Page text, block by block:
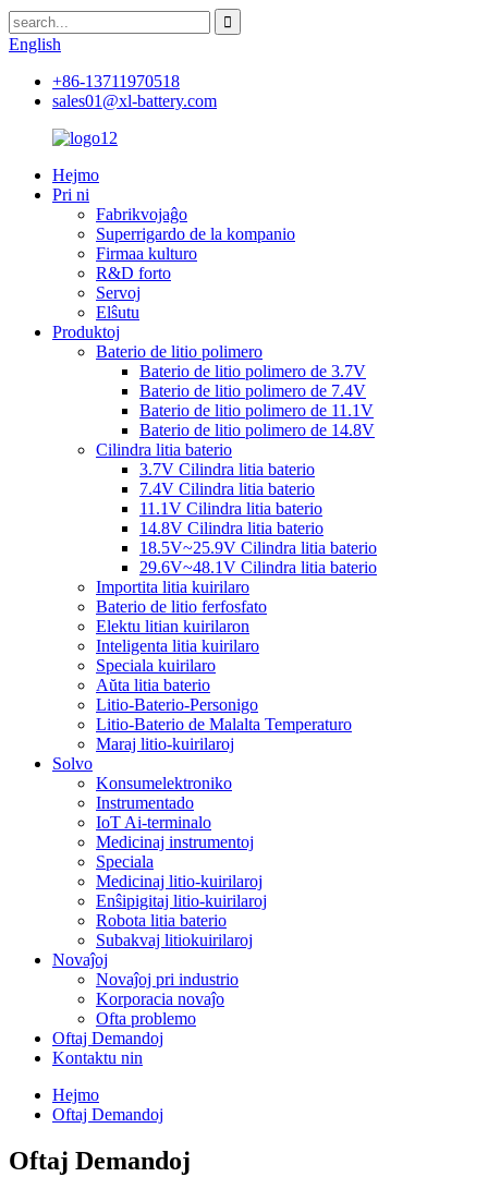
English
+86-13711970518
sales01@xl-battery.com
Hejmo
Pri ni
Fabrikvojaĝo
Superrigardo de la kompanio
Firmaa kulturo
R&D forto
Servoj
Elŝutu
Produktoj
Baterio de litio polimero
Baterio de litio polimero de 3.7V
Baterio de litio polimero de 7.4V
Baterio de litio polimero de 11.1V
Baterio de litio polimero de 14.8V
Cilindra litia baterio
3.7V Cilindra litia baterio
7.4V Cilindra litia baterio
11.1V Cilindra litia baterio
14.8V Cilindra litia baterio
18.5V~25.9V Cilindra litia baterio
29.6V~48.1V Cilindra litia baterio
Importita litia kuirilaro
Baterio de litio ferfosfato
Elektu litian kuirilaron
Inteligenta litia kuirilaro
Speciala kuirilaro
Aŭta litia baterio
Litio-Baterio-Personigo
Litio-Baterio de Malalta Temperaturo
Maraj litio-kuirilaroj
Solvo
Konsumelektroniko
Instrumentado
IoT Ai-terminalo
Medicinaj instrumentoj
Speciala
Medicinaj litio-kuirilaroj
Enŝipigitaj litio-kuirilaroj
Robota litia baterio
Subakvaj litiokuirilaroj
Novaĵoj
Novaĵoj pri industrio
Korporacia novaĵo
Ofta problemo
Oftaj Demandoj
Kontaktu nin
Hejmo
Oftaj Demandoj
Oftaj Demandoj